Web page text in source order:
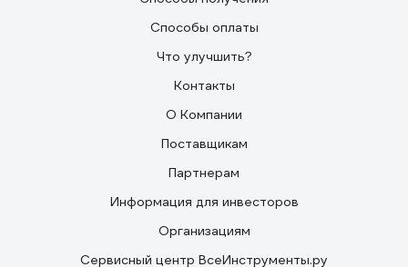
Способы оплаты
Что улучшить?
Контакты
О Компании
Поставщикам
Партнерам
Информация для инвесторов
Организациям
Сервисный центр ВсеИнструменты.ру